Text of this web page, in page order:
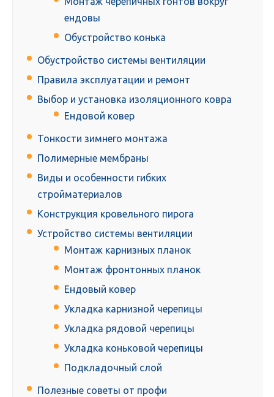
ендовы
Обустройство конька
Обустройство системы вентиляции
Правила эксплуатации и ремонт
Выбор и установка изоляционного ковра
Ендовой ковер
Тонкости зимнего монтажа
Полимерные мембраны
Виды и особенности гибких
стройматериалов
Конструкция кровельного пирога
Устройство системы вентиляции
Монтаж карнизных планок
Монтаж фронтонных планок
Ендовый ковер
Укладка карнизной черепицы
Укладка рядовой черепицы
Укладка коньковой черепицы
Подкладочный слой
Полезные советы от профи